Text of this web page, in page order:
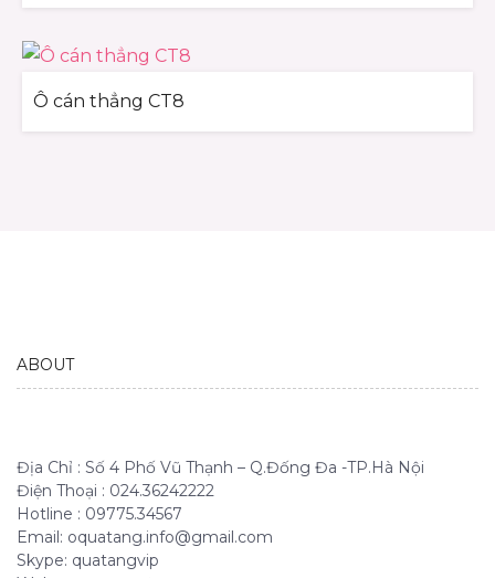
Ô cán thẳng CT8
ABOUT
Địa Chỉ : Số 4 Phố Vũ Thạnh – Q.Đống Đa -TP.Hà Nội
Điện Thoại : 024.36242222
Hotline : 09775.34567
Email: oquatang.info@gmail.com
Skype: quatangvip